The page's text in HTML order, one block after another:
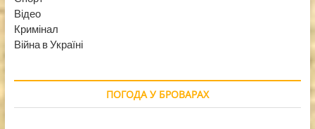
Відео
Кримінал
Війна в Україні
ПОГОДА У БРОВАРАХ